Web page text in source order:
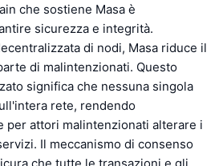
che sostiene Masa è
sicurezza e integrità.
di nodi, Masa riduce il
di malintenzionati. Questo
significa che nessuna singola
rete, rendendo
per attori malintenzionati alterare i
Il meccanismo di consenso
che tutte le transazioni e gli